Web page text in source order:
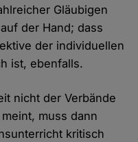
Gläubigen
der Hand; dass
der individuellen
ist, ebenfalls.
nicht der Verbände
muss dann
kritisch